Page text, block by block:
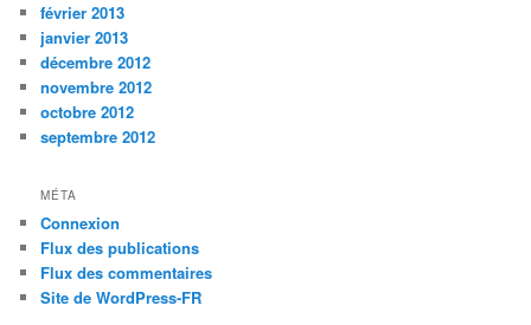
février 2013
janvier 2013
décembre 2012
novembre 2012
octobre 2012
septembre 2012
MÉTA
Connexion
Flux des publications
Flux des commentaires
Site de WordPress-FR